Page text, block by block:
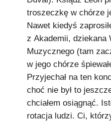
troszeczkę w chórze
Nawet kiedyś
z Akademii, dziekana
Muzycznego (tam
w jego chórze
Przyjechał na ten
choć nie był to
chciałem osiągnąć.
rotacja ludzi. Ci,